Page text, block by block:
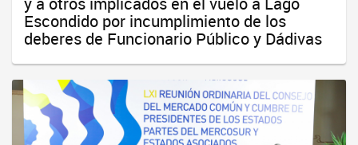
Escondido por incumplimiento de los
deberes de Funcionario Público y Dádivas